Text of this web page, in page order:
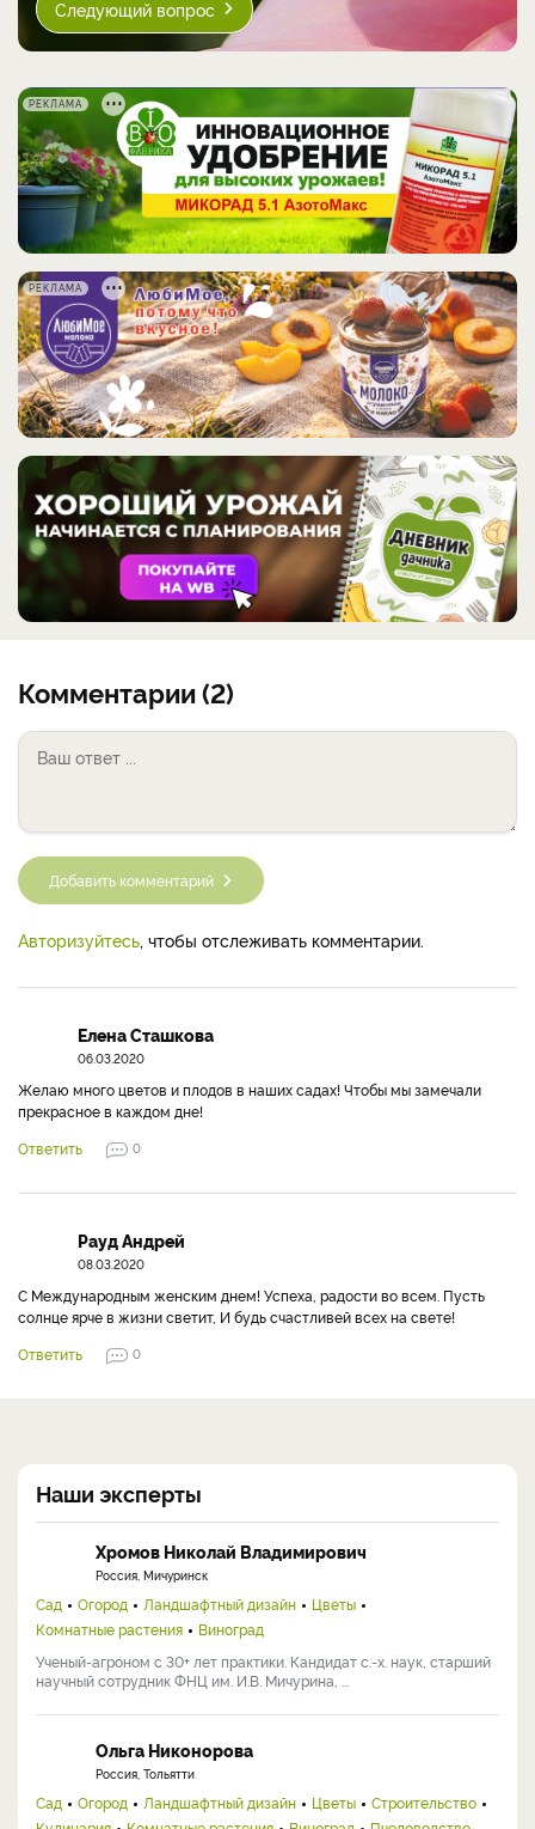
Следующий вопрос
РЕКЛАМА
РЕКЛАМА
Комментарии (2)
Добавить комментарий
Авторизуйтесь, чтобы отслеживать комментарии.
Елена Сташкова
06.03.2020
Желаю много цветов и плодов в наших садах! Чтобы мы замечали
прекрасное в каждом дне!
Ответить
0
Рауд Андрей
08.03.2020
С Международным женским днем! Успеха, радости во всем. Пусть
солнце ярче в жизни светит, И будь счастливей всех на свете!
Ответить
0
Наши эксперты
Хромов Николай Владимирович
Россия, Мичуринск
Сад Огород Ландшафтный дизайн
Цветы
Комнатные растения
Виноград
Ученый-агроном с 30+ лет практики. Кандидат с.-х. наук, старший
научный сотрудник ФНЦ им. И.В. Мичурина, ...
Ольга Никонорова
Россия, Тольятти
Сад Огород Ландшафтный дизайн Цветы
Строительство